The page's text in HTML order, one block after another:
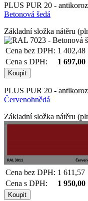
PLUS PUR 20 -
Betonová šedá
Základní složka nátěru
Cena bez DPH: 1 402,48
Cena s DPH:
1 697,00
PLUS PUR 20 -
Červenohnědá
Základní složka nátěru
Cena bez DPH: 1 611,57
Cena s DPH:
1 950,00